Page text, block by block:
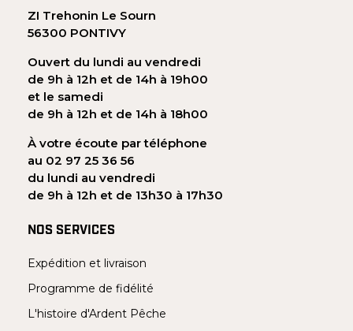
ZI Trehonin Le Sourn
56300 PONTIVY
Ouvert du lundi au vendredi
de 9h à 12h et de 14h à 19h00
et le samedi
de 9h à 12h et de 14h à 18h00
À votre écoute par téléphone
au 02 97 25 36 56
du lundi au vendredi
de 9h à 12h et de 13h30 à 17h30
NOS SERVICES
Expédition et livraison
Programme de fidélité
L'histoire d'Ardent Pêche